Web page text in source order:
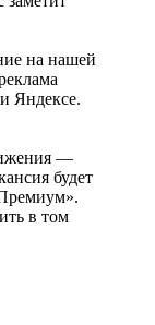
на нашей
Яндексе.
—
будет
в том